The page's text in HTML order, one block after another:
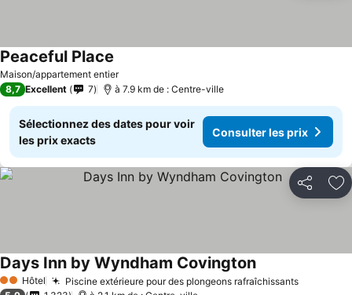
Maison/appartement entier
Peaceful Place
8,7 Excellent 7 à 7.9 km de : Centre-ville
Sélectionnez des dates pour voir
les prix exacts
Consulter les prix
Partager
2 Étoiles
Hôtel Piscine extérieure pour des plongeons rafraîchissants
Days Inn by Wyndham CovingtonConsulter les